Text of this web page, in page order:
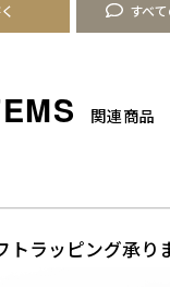
すべ
関連商品
トラッピング承り